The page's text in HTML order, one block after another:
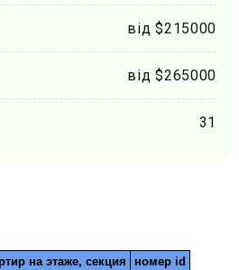
від $215000
від $265000
31
на этаже, секция
номер id